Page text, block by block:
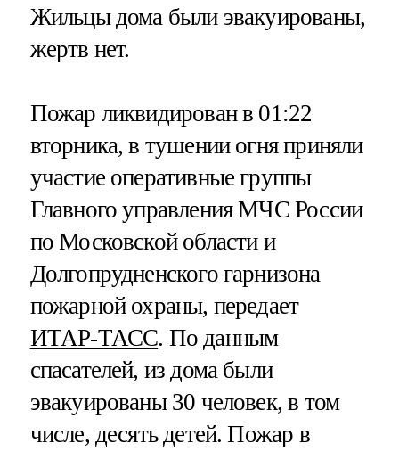
Жильцы дома были эвакуированы,
жертв нет.
Пожар ликвидирован в 01:22
вторника, в тушении огня приняли
участие оперативные группы
Главного управления МЧС России
по Московской области и
Долгопрудненского гарнизона
пожарной охраны, передает
ИТАР-ТАСС. По данным
спасателей, из дома были
эвакуированы 30 человек, в том
числе, десять детей. Пожар в